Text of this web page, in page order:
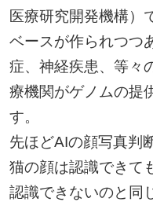
医療研究開発機構）
ベースが作られつつ
症、神経疾患、等々
療機関がゲノムの提
す。
先ほどAIの顔写真判
猫の顔は認識できて
認識できないのと同